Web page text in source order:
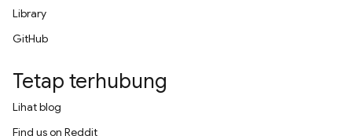
Library
GitHub
Tetap terhubung
Lihat blog
Find us on Reddit